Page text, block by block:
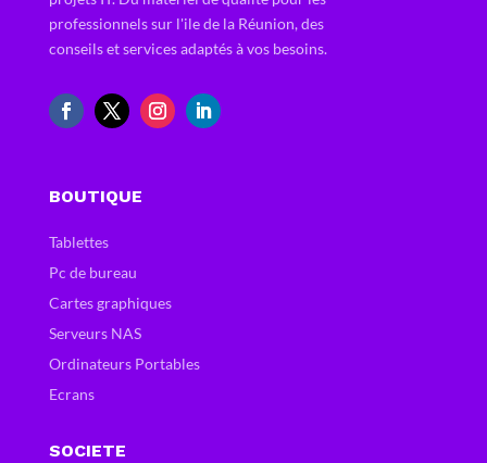
professionnels sur l'ile de la Réunion, des
conseils et services adaptés à vos besoins.
BOUTIQUE
Tablettes
Pc de bureau
Cartes graphiques
Serveurs NAS
Ordinateurs Portables
Ecrans
SOCIETE